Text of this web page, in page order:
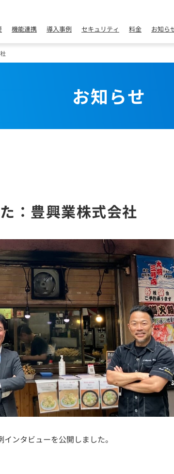
機能連携 導入事例 セキュリティ 料金 お知ら
お知らせ
：豊興業株式会社
ンタビューを公開しました。